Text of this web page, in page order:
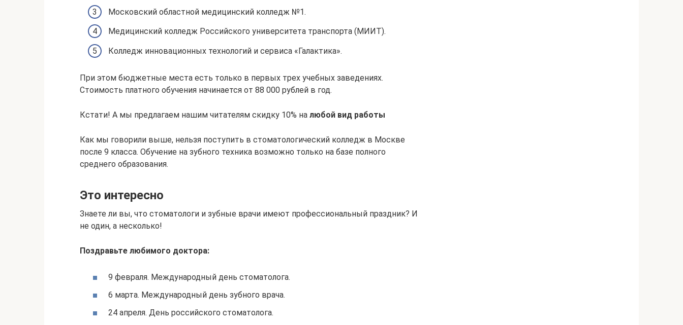
Московский областной медицинский колледж №1.
Медицинский колледж Российского университета транспорта (МИИТ).
Колледж инновационных технологий и сервиса «Галактика».
При этом бюджетные места есть только в первых трех учебных заведениях.
Стоимость платного обучения начинается от 88 000 рублей в год.
Кстати! А мы предлагаем нашим читателям скидку 10% на любой вид работы
Как мы говорили выше, нельзя поступить в стоматологический колледж в Москве
после 9 класса. Обучение на зубного техника возможно только на базе полного
среднего образования.
Это интересно
Знаете ли вы, что стоматологи и зубные врачи имеют профессиональный праздник? И
не один, а несколько!
Поздравьте любимого доктора:
9 февраля. Международный день стоматолога.
6 марта. Международный день зубного врача.
24 апреля. День российского стоматолога.